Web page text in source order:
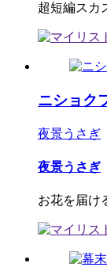
超短編スカ
ニショク
夜景うさぎ
夜景うさぎ
お花を届け